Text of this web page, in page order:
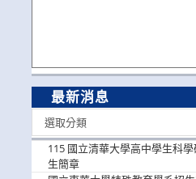
最新消息
選取分類
115 國立清華大學高中學生科
生簡章